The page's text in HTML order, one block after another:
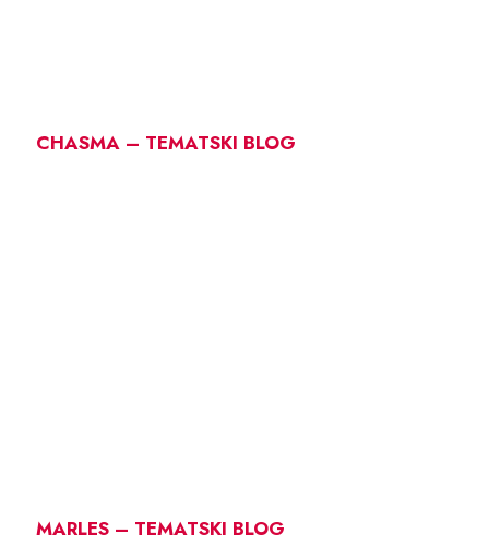
CHASMA – TEMATSKI BLOG
MARLES – TEMATSKI BLOG